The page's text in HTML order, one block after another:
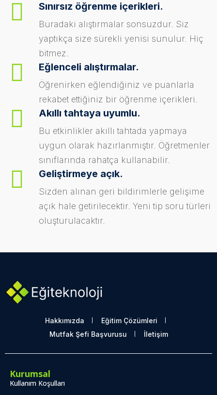
Sınırsız öğrenme içerikleri.
Buradaki alıştırmalar sonsuzdur. Siz
yaptıkça size sürekli yenisi sunulur. Hiç
bitmez.
Eğlenceli alıştırmalar.
Öğrenirken eğlendiğiniz ve puanlarla
rekabet ettiğiniz bir öğrenme içerikleri.
Akıllı tahtaya uyumlu.
Bu etkinlikler akıllı tahtada yapmaya
uygun olarak hazırlanmıştır. Öğretmenler
sınıflarında rahatça kullanabilir.
Geliştirmeye açık.
Sizden alınan geri bildirimlerle gelişime
açık hale getirilecektir. Yeni tip soru türleri
oluşturulacaktır.
Kurumsal
Kullanım Koşulları
Hakkımızda
Eğitim Çözümleri
Mutfak Şefi Başvurusu
İletişim